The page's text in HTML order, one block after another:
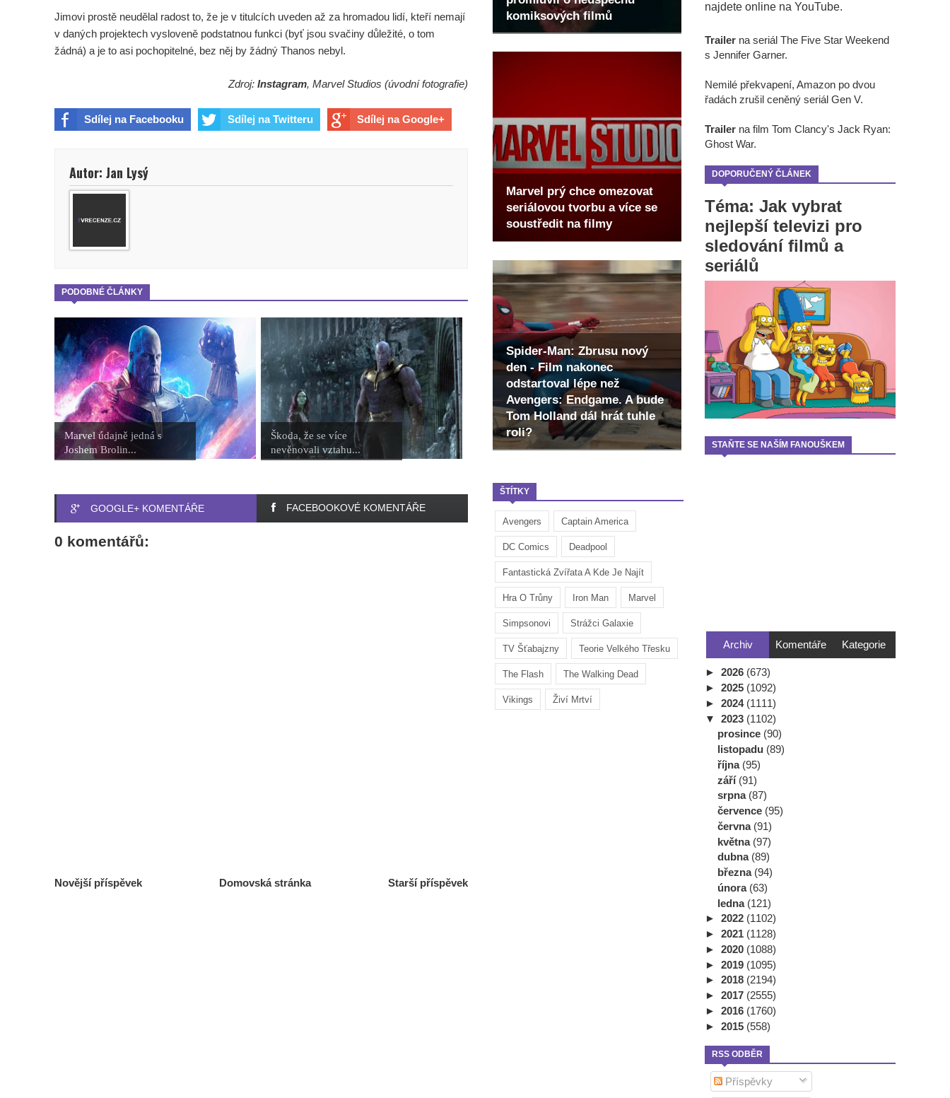
komiksových filmů
Marvel prý chce omezovat
seriálovou tvorbu a více se
soustředit na filmy
Spider-Man: Zbrusu nový
den - Film nakonec
odstartoval lépe než
Avengers: Endgame. A bude
Tom Holland dál hrát tuhle
roli?
ŠTÍTKY
Avengers Captain America
DC Comics Deadpool
Fantastická Zvířata A Kde Je Najít
Hra O Trůny Iron Man Marvel
Simpsonovi Strážci Galaxie
TV Šťabajzny Teorie Velkého Třesku
The Flash The Walking Dead
Vikings Živí Mrtví
Jimovi prostě neudělal radost to, že je v titulcích uveden až za hromadou lidí, kteří nemají
v daných projektech vysloveně podstatnou funkci (byť jsou svačiny důležité, o tom
žádná) a je to asi pochopitelné, bez něj by žádný Thanos nebyl.
Zdroj: Instagram, Marvel Studios (úvodní fotografie)
Sdílej na Facebooku Sdílej na Twitteru Sdílej na Google+
Autor: Jan Lysý
PODOBNÉ ČLÁNKY
Marvel údajně jedná s
Joshem Brolin...
Škoda, že se více
nevěnovali vztahu...
GOOGLE+ KOMENTÁŘE FACEBOOKOVÉ KOMENTÁŘE
0 komentářů:
Novější příspěvek Starší příspěvek
Domovská stránka
najdete online na YouTube.
Trailer na seriál The Five Star Weekend
s Jennifer Garner.
Nemilé překvapení, Amazon po dvou
řadách zrušil ceněný seriál Gen V.
Trailer na film Tom Clancy's Jack Ryan:
Ghost War.
DOPORUČENÝ ČLÁNEK
Téma: Jak vybrat
nejlepší televizi pro
sledování filmů a
seriálů
STAŇTE SE NAŠÍM FANOUŠKEM
Archiv Komentáře Kategorie
► 2026 (673)
► 2025 (1092)
► 2024 (1111)
▼ 2023 (1102)
prosince (90)
listopadu (89)
října (95)
září (91)
srpna (87)
července (95)
června (91)
května (97)
dubna (89)
března (94)
února (63)
ledna (121)
► 2022 (1102)
► 2021 (1128)
► 2020 (1088)
► 2019 (1095)
► 2018 (2194)
► 2017 (2555)
► 2016 (1760)
► 2015 (558)
RSS ODBĚR
Příspěvky